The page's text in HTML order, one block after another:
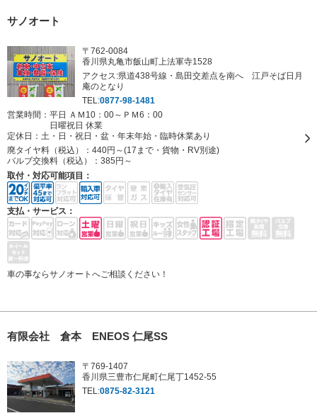
サノオート
〒762-0084
香川県丸亀市飯山町上法軍寺1528
アクセス:県道438号線・島田交差点を南へ 江戸そば日月
庵のとなり
TEL:0877-98-1481
営業時間：平日 ＡＭ10：00～ＰＭ6：00
日曜祝日 休業
定休日： 土・日・祝日・盆・年末年始・臨時休業あり
廃タイヤ料（税込）： 440円～(17まで・貨物・RV別途)
バルブ交換料（税込）： 385円～
取付・対応可能項目：
支払・サービス：
車の事ならサノオートへご相談ください！
有限会社 倉本 ENEOS 仁尾SS
〒769-1407
香川県三豊市仁尾町仁尾丁1452-55
TEL:0875-82-3121